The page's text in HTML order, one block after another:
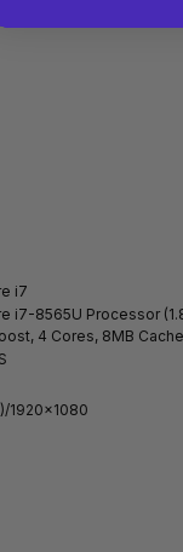
i7
i7-8565U Processor
4 Cores, 8MB
1920x1080